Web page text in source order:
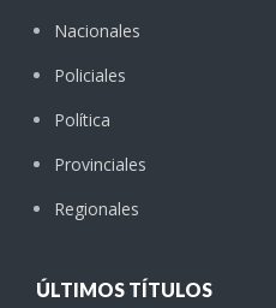
Nacionales
Policiales
Política
Provinciales
Regionales
ÚLTIMOS TÍTULOS